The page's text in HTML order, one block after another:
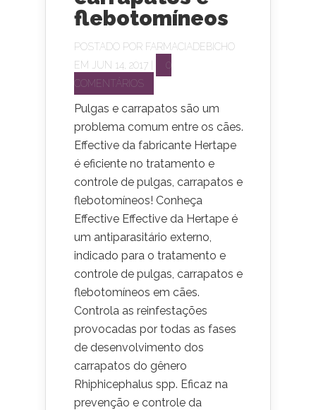
flebotomíneos
POSTADO POR FARMACIADEBICHO
EM JUN 14, 2017 |
0
COMENTÁRIOS
Pulgas e carrapatos são um
problema comum entre os cães.
Effective da fabricante Hertape
é eficiente no tratamento e
controle de pulgas, carrapatos e
flebotomíneos! Conheça
Effective Effective da Hertape é
um antiparasitário externo,
indicado para o tratamento e
controle de pulgas, carrapatos e
flebotomíneos em cães.
Controla as reinfestações
provocadas por todas as fases
de desenvolvimento dos
carrapatos do gênero
Rhiphicephalus spp. Eficaz na
prevenção e controle da